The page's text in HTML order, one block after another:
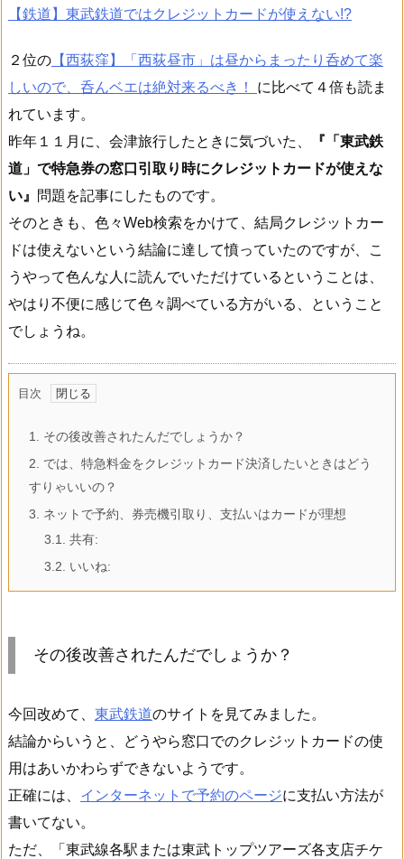
【鉄道】東武鉄道ではクレジットカードが使えない!?
２位の 【西荻窪】「西荻昼市」は昼からまったり呑めて楽
しいので、呑んベエは絶対来るべき！ に比べて４倍も読ま
れています。
昨年１１月に、会津旅行したときに気づいた、
『「東武鉄
道」で特急券の窓口引取り時にクレジットカードが使えな
い』
問題を記事にしたものです。
そのときも、色々Web検索をかけて、結局クレジットカー
ドは使えないという結論に達して憤っていたのですが、こ
うやって色んな人に読んでいただけているということは、
やはり不便に感じて色々調べている方がいる、ということ
でしょうね。
目次
1. その後改善されたんだでしょうか？
2. では、特急料金をクレジットカード決済したいときはどう
すりゃいいの？
3. ネットで予約、券売機引取り、支払いはカードが理想
3.1. 共有:
3.2. いいね:
その後改善されたんだでしょうか？
今回改めて、 東武鉄道のサイトを見てみました。
結論からいうと、どうやら窓口でのクレジットカードの使
用はあいかわらずできないようです。
正確には、 インターネットで予約のページに支払い方法が
書いてない。
ただ、「東武線各駅または東武トップツアーズ各支店チケ